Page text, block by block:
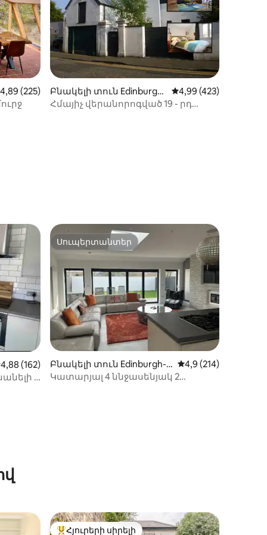
վարկանիշը՝ 5-ից 4,89, 225 կարծիք
4,89 (225)
Բնակելի տուն Edinburgh-
ում
Միջին վարկանիշը՝
4,99 (423)
Հմայիչ վերանորոգված 19 - րդ
վարկանիշը՝ 5-ից 4,88, 162 կարծիք
4,88 (162)
է
Սուպերտանտեր
Սուպերտանտեր
Բնակելի տուն Edinburgh-ո
ւմ
Միջին
4,9 (214)
Կատարյալ 4 ննջասենյակ 2
Հյուրերի սիրելի